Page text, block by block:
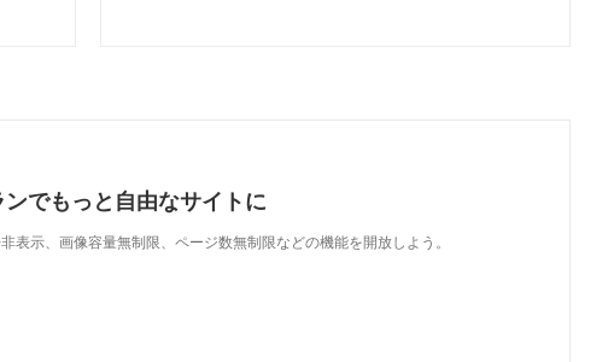
でもっと自由なサイトに
表示、画像容量無制限、ページ数無制限などの機能を開放しよう。